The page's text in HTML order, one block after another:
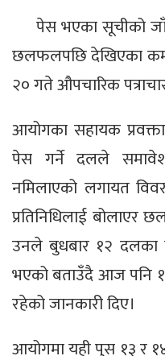
पेस भएका सूचीको
छलफलपछि देखिएका
२० गते औपचारिक
आयोगका सहायक
पेस गर्ने दलले
नमिलाएको लगायत
प्रतिनिधिलाई बोलाएर
उनले बुधबार १२ दलका
भएको बताउँदै आज पनि
रहेको जानकारी दिए।
आयोगमा यही पुस १३ र